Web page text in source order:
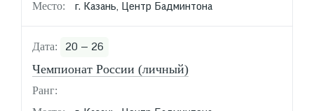
г. Казань, Центр Бадминтона
20 — 26
Чемпионат России (личный)